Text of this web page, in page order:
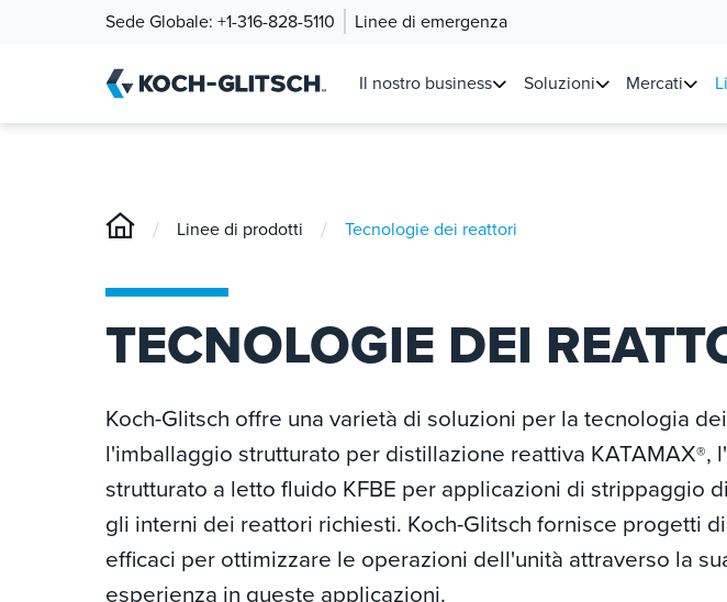
Sede Globale: +1-316-828-5110 Linee di emergenza
Il nostro business Soluzioni Mercati
/ Linee di prodotti / Tecnologie dei reattori
TECNOLOGIE DEI
Koch-Glitsch offre una varietà di soluzioni per la tecnologia
l'imballaggio strutturato per distillazione reattiva KATAMAX®,
strutturato a letto fluido KFBE per applicazioni di strippaggio
gli interni dei reattori richiesti. Koch-Glitsch fornisce progetti
efficaci per ottimizzare le operazioni dell'unità attraverso la
esperienza in queste applicazioni.